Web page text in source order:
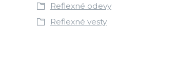
Reflexné odevy
Reflexné vesty